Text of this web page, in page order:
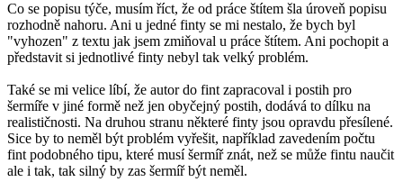
Co se popisu týče, musím říct, že od práce štítem šla úroveň popisu
rozhodně nahoru. Ani u jedné finty se mi nestalo, že bych byl
"vyhozen" z textu jak jsem zmiňoval u práce štítem. Ani pochopit a
představit si jednotlivé finty nebyl tak velký problém.
Také se mi velice líbí, že autor do fint zapracoval i postih pro
šermíře v jiné formě než jen obyčejný postih, dodává to dílku na
realističnosti. Na druhou stranu některé finty jsou opravdu přesílené.
Sice by to neměl být problém vyřešit, například zavedením počtu
fint podobného tipu, které musí šermíř znát, než se může fintu naučit
ale i tak, tak silný by zas šermíř být neměl.